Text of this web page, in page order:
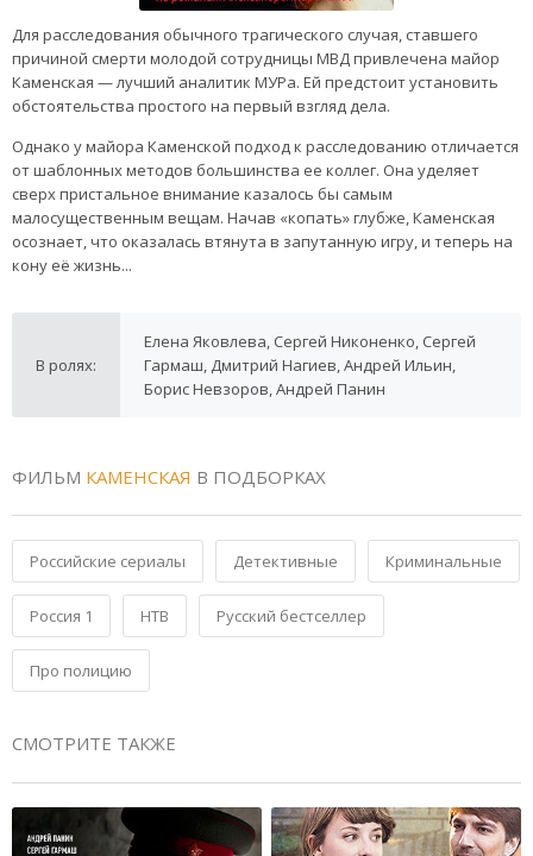
Для расследования обычного трагического случая, ставшего
причиной смерти молодой сотрудницы МВД привлечена майор
Каменская — лучший аналитик МУРа. Ей предстоит установить
обстоятельства простого на первый взгляд дела.
Однако у майора Каменской подход к расследованию отличается
от шаблонных методов большинства ее коллег. Она уделяет
сверх пристальное внимание казалось бы самым
малосущественным вещам. Начав «копать» глубже, Каменская
осознает, что оказалась втянута в запутанную игру, и теперь на
кону её жизнь...
В ролях:
Елена Яковлева, Сергей Никоненко, Сергей
Гармаш, Дмитрий Нагиев, Андрей Ильин,
Борис Невзоров, Андрей Панин
ФИЛЬМ КАМЕНСКАЯ В ПОДБОРКАХ
Российские сериалы Детективные Криминальные
Россия 1 НТВ Русский бестселлер
Про полицию
СМОТРИТЕ ТАКЖЕ